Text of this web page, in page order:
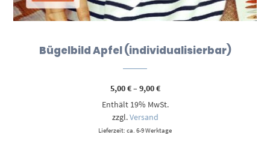
Bügelbild Apfel (individualisierbar)
5,00€–9,00€Preisspanne:
bis
Enthält 19% MwSt.
zzgl.Versand
Lieferzeit: ca. 6-9 Werktage